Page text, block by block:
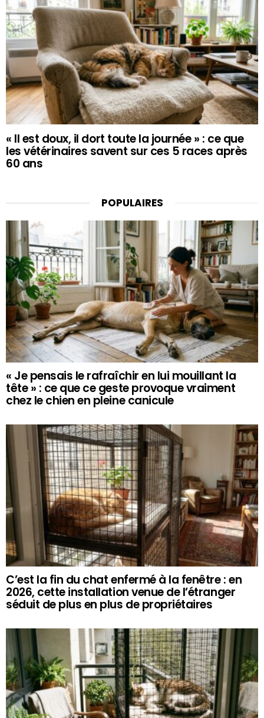
« Il est doux, il dort toute la journée » : ce que
les vétérinaires savent sur ces 5 races après
60 ans
POPULAIRES
« Je pensais le rafraîchir en lui mouillant la
tête » : ce que ce geste provoque vraiment
chez le chien en pleine canicule
C’est la fin du chat enfermé à la fenêtre : en
2026, cette installation venue de l’étranger
séduit de plus en plus de propriétaires